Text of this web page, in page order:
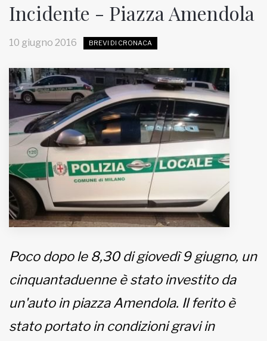
RUBRICHE
MUNICIPI
Inviateci le vostre segnalazioni
www.viveremilano.info
Fondato e diretto da Enzo De
Bernardis
Imbonati, 89 20159 Milano (Italia)
Informativa sulla privacy
Incidente - Piazza Amendola
10 giugno 2016 BREVI DI CRONACA
Poco dopo le 8,30 di giovedì 9 giugno, un
cinquantaduenne è stato investito da
un'auto in piazza Amendola. Il ferito è
stato portato in condizioni gravi in